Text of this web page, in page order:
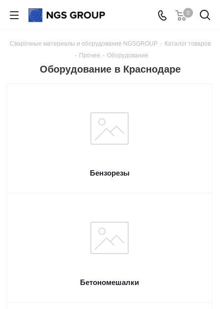
0
Сварочные материалы и оборудование NGSGROUP - Каталог товаров
- Прочее - Оборудование
Оборудование в Краснодаре
Бензорезы
Бетономешалки